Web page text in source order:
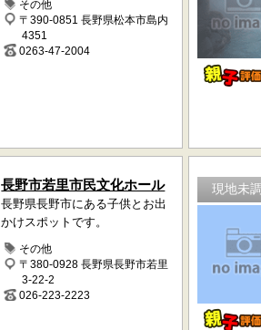
その他
〒390-0851 長野県松本市島内
4351
0263-47-2004
長野市若里市民文化ホール
長野県長野市にある子供とお出
かけスポットです。
その他
〒380-0928 長野県長野市若里
3-22-2
026-223-2223
現地未